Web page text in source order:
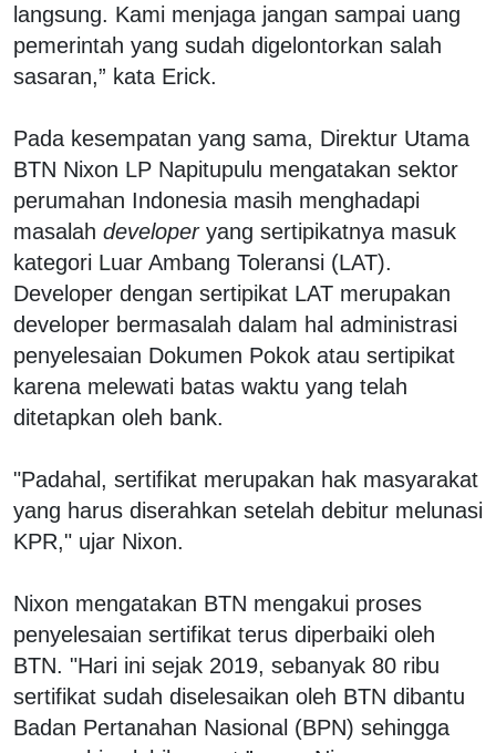
langsung. Kami menjaga jangan sampai uang
pemerintah yang sudah digelontorkan salah
sasaran,” kata Erick.
Pada kesempatan yang sama, Direktur Utama
BTN Nixon LP Napitupulu mengatakan sektor
perumahan Indonesia masih menghadapi
masalah developeryang sertipikatnya masuk
kategori Luar Ambang Toleransi (LAT).
Developer dengan sertipikat LAT merupakan
developer bermasalah dalam hal administrasi
penyelesaian Dokumen Pokok atau sertipikat
karena melewati batas waktu yang telah
ditetapkan oleh bank.
"Padahal, sertifikat merupakan hak masyarakat
yang harus diserahkan setelah debitur melunasi
KPR," ujar Nixon.
Nixon mengatakan BTN mengakui proses
penyelesaian sertifikat terus diperbaiki oleh
BTN. "Hari ini sejak 2019, sebanyak 80 ribu
sertifikat sudah diselesaikan oleh BTN dibantu
Badan Pertanahan Nasional (BPN) sehingga